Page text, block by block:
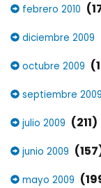
febrero 2010
diciembre 2009
octubre 2009
septiembre 2009
julio 2009 (211)
junio 2009
mayo 2009